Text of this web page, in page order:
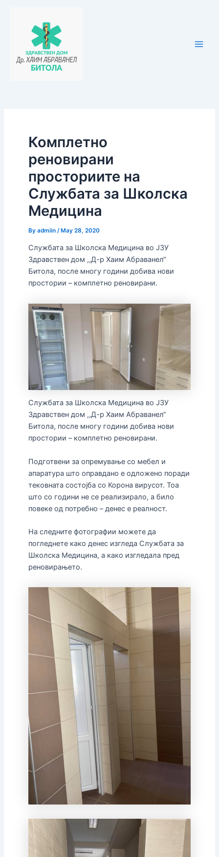
Комплетно
реновирани
просториите на
Службата за Школска
Медицина
By admiin /May 28, 2020
Службата за Школска Медицина во ЈЗУ
Здравствен дом ,,Д-р Хаим Абраванел“
Битола, после многу години добива нови
простории – комплетно реновирани.
Службата за Школска Медицина во ЈЗУ
Здравствен дом ,,Д-р Хаим Абраванел“
Битола, после многу години добива нови
простории – комплетно реновирани.
Подготвени за опремување со мебел и
апаратура што оправдано е одложено поради
тековната состојба со Корона вирусот. Тоа
што со години не се реализирало, а било
повеке од потребно – денес е реалност.
На следните фотографии можете да
погледнете како денес изгледа Службата за
Школска Медицина, а како изгледала пред
реновирањето.